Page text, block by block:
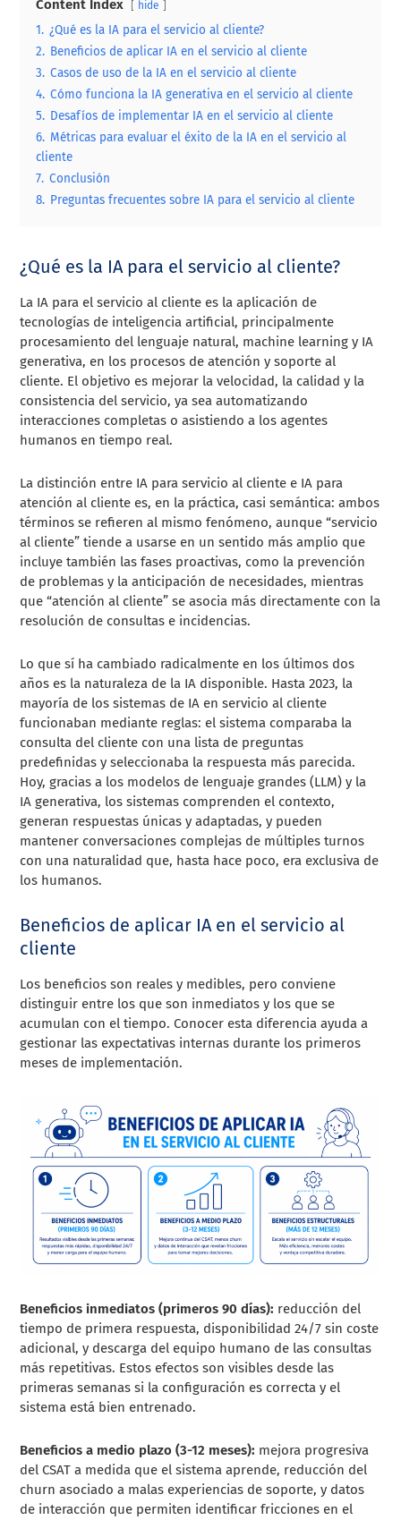
Content Index hide
1. ¿Qué es la IA para el servicio al cliente?
2. Beneficios de aplicar IA en el servicio al cliente
3. Casos de uso de la IA en el servicio al cliente
4. Cómo funciona la IA generativa en el servicio al cliente
5. Desafíos de implementar IA en el servicio al cliente
6. Métricas para evaluar el éxito de la IA en el servicio al
cliente
7. Conclusión
8. Preguntas frecuentes sobre IA para el servicio al cliente
¿Qué es la IA para el servicio al cliente?
La IA para el servicio al cliente es la aplicación de
tecnologías de inteligencia artificial, principalmente
procesamiento del lenguaje natural, machine learning y IA
generativa, en los procesos de atención y soporte al
cliente. El objetivo es mejorar la velocidad, la calidad y la
consistencia del servicio, ya sea automatizando
interacciones completas o asistiendo a los agentes
humanos en tiempo real.
La distinción entre IA para servicio al cliente e IA para
atención al cliente es, en la práctica, casi semántica: ambos
términos se refieren al mismo fenómeno, aunque “servicio
al cliente” tiende a usarse en un sentido más amplio que
incluye también las fases proactivas, como la prevención
de problemas y la anticipación de necesidades, mientras
que “atención al cliente” se asocia más directamente con la
resolución de consultas e incidencias.
Lo que sí ha cambiado radicalmente en los últimos dos
años es la naturaleza de la IA disponible. Hasta 2023, la
mayoría de los sistemas de IA en servicio al cliente
funcionaban mediante reglas: el sistema comparaba la
consulta del cliente con una lista de preguntas
predefinidas y seleccionaba la respuesta más parecida.
Hoy, gracias a los modelos de lenguaje grandes (LLM) y la
IA generativa, los sistemas comprenden el contexto,
generan respuestas únicas y adaptadas, y pueden
mantener conversaciones complejas de múltiples turnos
con una naturalidad que, hasta hace poco, era exclusiva de
los humanos.
Beneficios de aplicar IA en el servicio al
cliente
Los beneficios son reales y medibles, pero conviene
distinguir entre los que son inmediatos y los que se
acumulan con el tiempo. Conocer esta diferencia ayuda a
gestionar las expectativas internas durante los primeros
meses de implementación.
Beneficios inmediatos (primeros 90 días): reducción del
tiempo de primera respuesta, disponibilidad 24/7 sin coste
adicional, y descarga del equipo humano de las consultas
más repetitivas. Estos efectos son visibles desde las
primeras semanas si la configuración es correcta y el
sistema está bien entrenado.
Beneficios a medio plazo (3-12 meses): mejora progresiva
del CSAT a medida que el sistema aprende, reducción del
churn asociado a malas experiencias de soporte, y datos
de interacción que permiten identificar fricciones en el